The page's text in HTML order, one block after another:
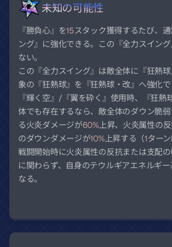
未知の可能性
『勝負心』を15スタック獲得するたび、
ング』に強化できる。この『全力スイン
ない。
この『全力スイング』は敵全体に『狂熱
象の『狂熱球』を『狂熱球・改』へ強化で
『輝く空』/『翼を砕く』使用時、『狂熱
体でも存在するなら、敵全体のダウン脆
る火炎ダメージが60%上昇、火炎属性の
のダウンダメージが10%上昇する（1ターン
戦闘開始時に火炎属性の反抗または支配
に関わらず、自身のテウルギアエネルギ
なる。